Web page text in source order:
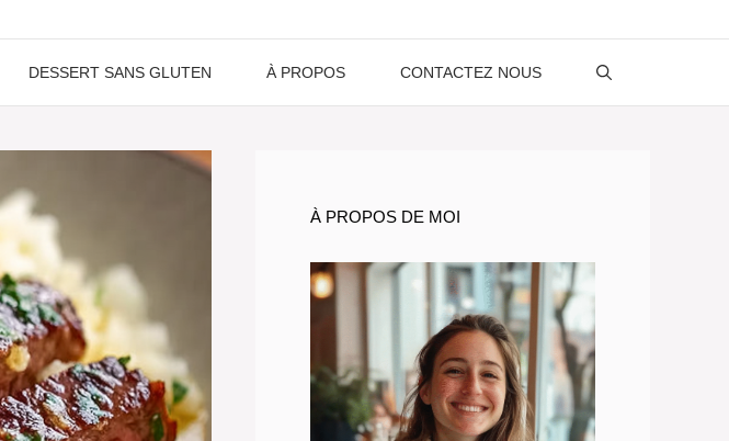
DESSERT SANS GLUTEN À PROPOS CONTACTEZ NOUS
À PROPOS DE MOI